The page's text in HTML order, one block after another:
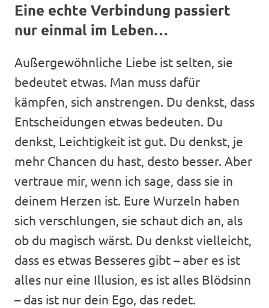
Eine echte Verbindung passiert
nur einmal im Leben…
Außergewöhnliche Liebe ist selten, sie
bedeutet etwas. Man muss dafür
kämpfen, sich anstrengen. Du denkst, dass
Entscheidungen etwas bedeuten. Du
denkst, Leichtigkeit ist gut. Du denkst, je
mehr Chancen du hast, desto besser. Aber
vertraue mir, wenn ich sage, dass sie in
deinem Herzen ist. Eure Wurzeln haben
sich verschlungen, sie schaut dich an, als
ob du magisch wärst. Du denkst vielleicht,
dass es etwas Besseres gibt – aber es ist
alles nur eine Illusion, es ist alles Blödsinn
– das ist nur dein Ego, das redet.